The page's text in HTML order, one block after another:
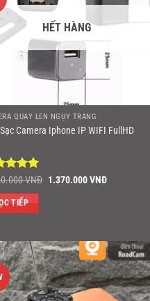
HẾT HÀNG
QUAY LÉN NGỤY TRANG
Camera Iphone IP WIFI FullHD
xếpVNĐ Giá
1.370.000VNĐGiá
TIẾP